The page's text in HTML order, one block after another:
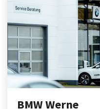
BMW Werne